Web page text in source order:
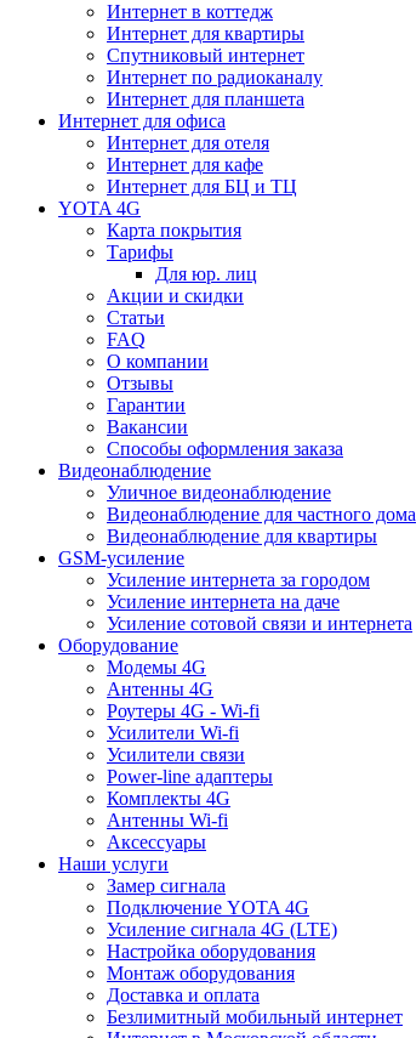
Интернет в коттедж
Интернет для квартиры
Спутниковый интернет
Интернет по радиоканалу
Интернет для планшета
Интернет для офиса
Интернет для отеля
Интернет для кафе
Интернет для БЦ и ТЦ
YOTA 4G
Карта покрытия
Тарифы
Для юр. лиц
Акции и скидки
Статьи
FAQ
О компании
Отзывы
Гарантии
Вакансии
Способы оформления заказа
Видеонаблюдение
Уличное видеонаблюдение
Видеонаблюдение для частного дома
Видеонаблюдение для квартиры
GSM-усиление
Усиление интернета за городом
Усиление интернета на даче
Усиление сотовой связи и интернета
Оборудование
Модемы 4G
Антенны 4G
Роутеры 4G - Wi-fi
Усилители Wi-fi
Усилители связи
Power-line адаптеры
Комплекты 4G
Антенны Wi-fi
Аксессуары
Наши услуги
Замер сигнала
Подключение YOTA 4G
Усиление сигнала 4G (LTE)
Настройка оборудования
Монтаж оборудования
Доставка и оплата
Безлимитный мобильный интернет